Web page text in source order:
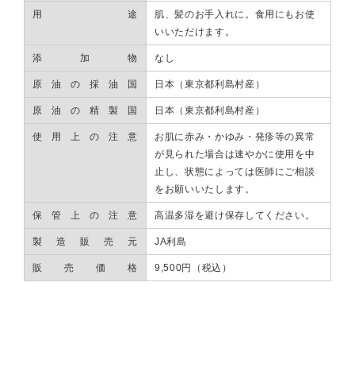
用途
肌、髪のお手入れに。食用にもお使
いいただけます。
添加物 なし
原油の採油国 日本（東京都利島村産）
原油の精製国 日本（東京都利島村産）
使用上の注意
お肌に赤み・かゆみ・発疹等の異常
が見られた場合は速やかに使用を中
止し、状態によっては医師にご相談
をお願いいたします。
保管上の注意 高温多湿を避け保存してください。
製造販売元 JA利島
販売価格 9,500円（税込）